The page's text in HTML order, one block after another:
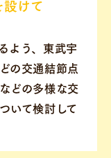
設けて
よう、東武宇
の交通結節点
どの多様な交
いて検討して